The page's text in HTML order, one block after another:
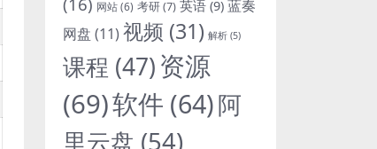
网站(6) 考研(7) 英语 (9) 蓝奏
网盘 (11) 视频 (31) 解析 (5)
课程 (47)资源
(69)软件 (64)阿
里云盘 (54)